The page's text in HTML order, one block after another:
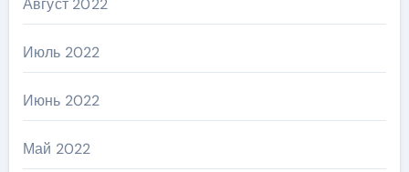
Август 2022
Июль 2022
Июнь 2022
Май 2022